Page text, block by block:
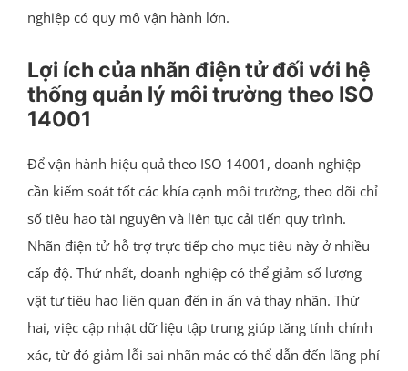
nghiệp có quy mô vận hành lớn.
Lợi ích của nhãn điện tử đối với hệ
thống quản lý môi trường theo ISO
14001
Để vận hành hiệu quả theo ISO 14001, doanh nghiệp
cần kiểm soát tốt các khía cạnh môi trường, theo dõi chỉ
số tiêu hao tài nguyên và liên tục cải tiến quy trình.
Nhãn điện tử hỗ trợ trực tiếp cho mục tiêu này ở nhiều
cấp độ. Thứ nhất, doanh nghiệp có thể giảm số lượng
vật tư tiêu hao liên quan đến in ấn và thay nhãn. Thứ
hai, việc cập nhật dữ liệu tập trung giúp tăng tính chính
xác, từ đó giảm lỗi sai nhãn mác có thể dẫn đến lãng phí